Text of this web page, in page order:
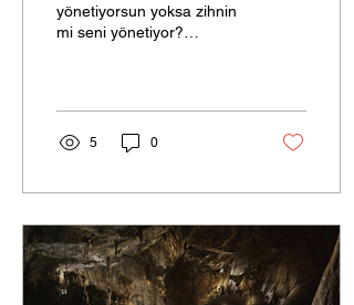
yönetiyorsun yoksa zihnin
mi seni yönetiyor?
kaynaklı mı...
5 0